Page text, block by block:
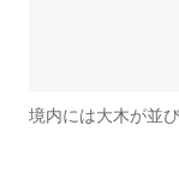
境内には大木が並